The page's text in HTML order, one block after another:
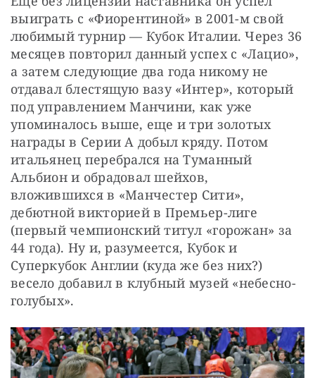
выиграть с «Фиорентиной» в 2001-м свой
любимый турнир — Кубок Италии. Через 36
месяцев повторил данный успех с «Лацио»,
а затем следующие два года никому не
отдавал блестящую вазу «Интер», который
под управлением Манчини, как уже
упоминалось выше, еще и три золотых
награды в Серии А добыл кряду. Потом
итальянец перебрался на Туманный
Альбион и обрадовал шейхов,
вложившихся в «Манчестер Сити»,
дебютной викторией в Премьер-лиге
(первый чемпионский титул «горожан» за
44 года). Ну и, разумеется, Кубок и
Суперкубок Англии (куда же без них?)
весело добавил в клубный музей «небесно-
голубых».